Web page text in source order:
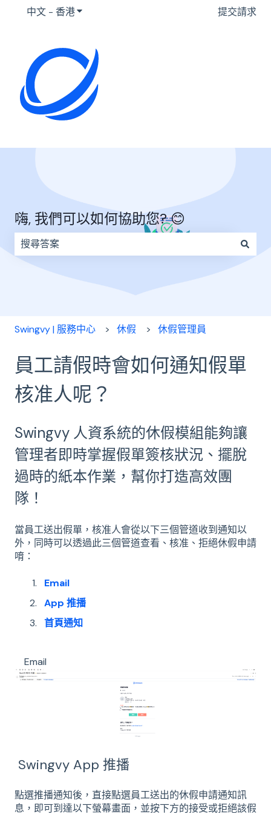
中文 - 香港顯示要翻譯的子選單 提交請求
嗨, 我們可以如何協助您? 😊
因為搜尋欄位空白，因此沒有建議。
Swingvy | 服務中心 休假 休假管理員
員工請假時會如何通知假單
核准人呢？
Swingvy 人資系統的休假模組能夠讓
管理者即時掌握假單簽核狀況、擺脫
過時的紙本作業，幫你打造高效團
隊！
當員工送出假單，核准人會從以下三個管道收到通知以
外，同時可以透過此三個管道查看、核准、拒絕休假申請
唷：
Email
App 推播
首頁通知
Email
Swingvy App 推播
點選推播通知後，直接點選員工送出的休假申請通知訊
息，即可到達以下螢幕畫面，並按下方的接受或拒絕該假